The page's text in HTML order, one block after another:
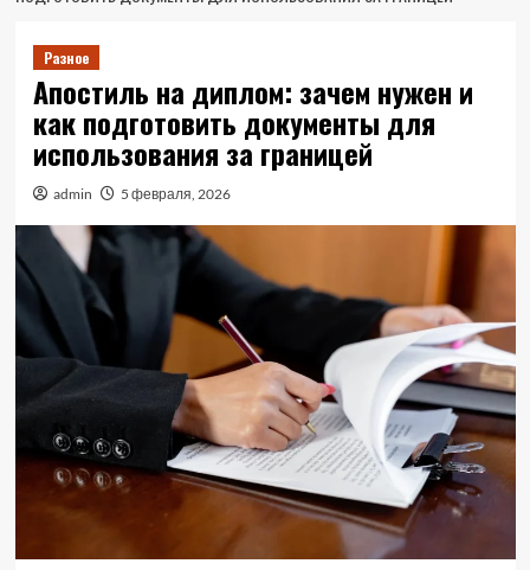
Разное
Апостиль на диплом: зачем нужен и
как подготовить документы для
использования за границей
admin 5 февраля, 2026